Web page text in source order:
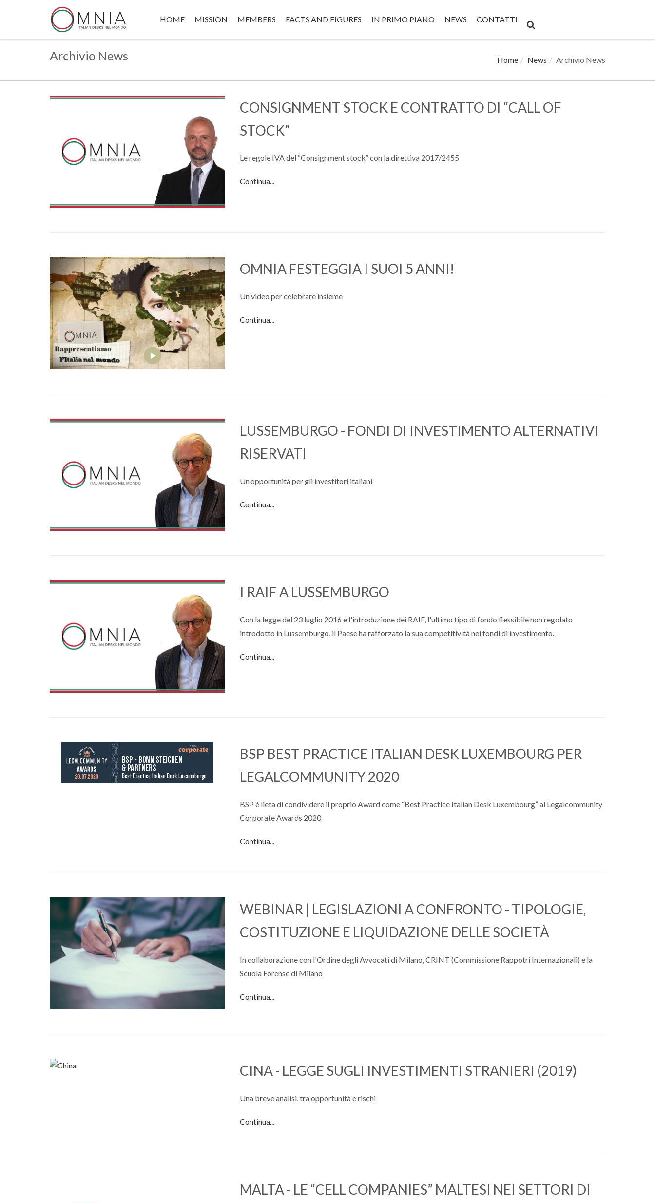
HOME MISSION MEMBERS FACTS AND FIGURES IN PRIMO PIANO NEWS CONTATTI
Archivio News Home News Archivio News
CONSIGNMENT STOCK E CONTRATTO DI “CALL OF
STOCK”
Le regole IVA del “Consignment stock” con la direttiva 2017/2455
Continua...
OMNIA FESTEGGIA I SUOI 5 ANNI!
Un video per celebrare insieme
Continua...
LUSSEMBURGO - FONDI DI INVESTIMENTO ALTERNATIVI
RISERVATI
Un'opportunità per gli investitori italiani
Continua...
I RAIF A LUSSEMBURGO
Con la legge del 23 luglio 2016 e l'introduzione dei RAIF, l'ultimo tipo di fondo flessibile non regolato
introdotto in Lussemburgo, il Paese ha rafforzato la sua competitività nei fondi di investimento.
Continua...
BSP BEST PRACTICE ITALIAN DESK LUXEMBOURG PER
LEGALCOMMUNITY 2020
BSP è lieta di condividere il proprio Award come “Best Practice Italian Desk Luxembourg” ai Legalcommunity
Corporate Awards 2020
Continua...
WEBINAR | LEGISLAZIONI A CONFRONTO - TIPOLOGIE,
COSTITUZIONE E LIQUIDAZIONE DELLE SOCIETÀ
In collaborazione con l'Ordine degli Avvocati di Milano, CRINT (Commissione Rappotri Internazionali) e la
Scuola Forense di Milano
Continua...
CINA - LEGGE SUGLI INVESTIMENTI STRANIERI (2019)
Una breve analisi, tra opportunità e rischi
Continua...
MALTA - LE “CELL COMPANIES” MALTESI NEI SETTORI DI